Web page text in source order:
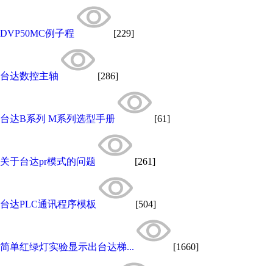
DVP50MC例子程 [229]
台达数控主轴 [286]
台达B系列 M系列选型手册 [61]
关于台达pr模式的问题 [261]
台达PLC通讯程序模板 [504]
简单红绿灯实验显示出台达梯... [1660]